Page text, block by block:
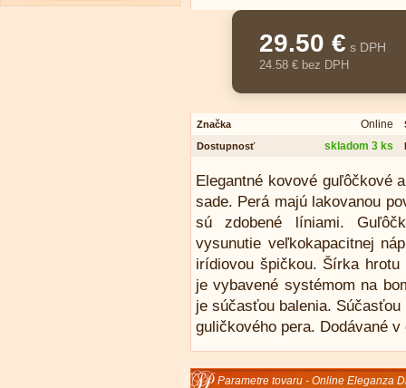
29.50 € s DPH
24.58 € bez DPH
Značka Online
Dostupnosť
skladom 3 ks
Elegantné kovové guľôčkové
sade. Perá majú lakovanou
sú zdobené líniami.
vysunutie veľkokapacitnej
irídiovou špičkou. Šírka
je vybavené systémom na
je súčasťou balenia.
guličkového pera. Dodávané
Parametre tovaru - Online Eleganza